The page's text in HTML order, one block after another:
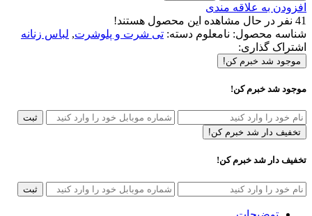
افزودن به علاقه مندی
41 نفر در حال مشاهده این محصول هستند!
شناسه محصول: نامعلوم دسته: تی شرت و پلوشرت, لباس زنانه
اشتراک گذاری:
موجود شد خبرم کن!
موجود شد خبرم کن!
ثبت
تخفیف دار شد خبرم کن!
تخفیف دار شد خبرم کن!
ثبت